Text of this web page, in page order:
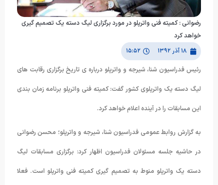
رضوانی : کمیته فنی واترپلو در مورد برگزاری لیگ دسته یک تصمیم گیری
خواهد کرد
۱۸ آذر ۱۳۹۲ ۱۵:۵۲
رئیس فدراسیون شنا، شیرجه و واترپلو درباره ی تاریخ برگزاری رقابت های
لیگ دسته یک واترپلوی کشور گفت: کمیته فنی واترپلو برنامه زمان بندی
این مسابقات را در آینده اعلام خواهد کرد.
به گزارش روابط عمومی فدراسیون شنا، شیرجه و واترپلو؛ محسن رضوانی
در حاشیه جلسه مسئولان فدراسیون اظهار کرد: برگزاری مسابقات لیگ
دسته یک واترپلو منوط به تصمیم گیری کمیته فنی واترپلو است. فعلا